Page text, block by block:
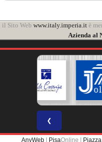
il Sito Web www.italy.imperia.it è
Azienda al
❮
AnyWeb | PisaOnline |